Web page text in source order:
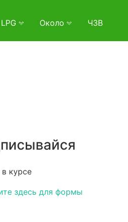
Около ЧЗВ
курсе
здесь для формы